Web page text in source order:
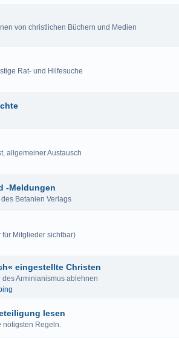
von christlichen Büchern und Medien
Rat- und Hilfesuche
allgemeiner Austausch
-Meldungen
Betanien Verlags
Mitglieder sichtbar)
eingestellte Christen
Arminianismus ablehnen
lesen
nötigsten Regeln.